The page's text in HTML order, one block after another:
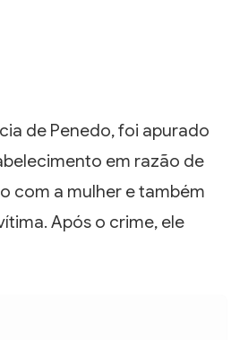
de Penedo, foi apurado
em razão de
com a mulher e também
Após o crime, ele